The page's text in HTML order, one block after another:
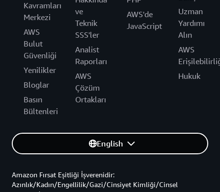
Kavramları
Merkezi
AWS
Bulut
Güvenliği
Yenilikler
Bloglar
Basın
Bültenleri
ve
Teknik
SSS'ler
Analist
Raporları
AWS
Çözüm
Ortakları
AWS'de
JavaScript
Uzman
Yardımı
Alın
AWS
Hukuk
English
Amazon Fırsat Eşitliği İşverenidir:
Azınlık/Kadın/Engellilik/Gazi/Cinsiyet Kimliği/Cinsel